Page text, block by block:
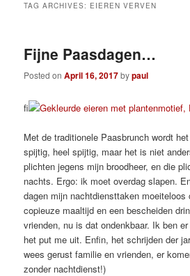
TAG ARCHIVES: EIEREN VERVEN
Fijne Paasdagen…
Posted onApril 16, 2017bypaul
fi
Met de traditionele Paasbrunch wordt
spijtig, heel spijtig, maar het is niet
plichten jegens mijn broodheer, en die
nachts. Ergo: ik moet overdag slapen.
dagen mijn nachtdiensttaken moeiteloos
copieuze maaltijd en een bescheiden
vrienden, nu is dat ondenkbaar. Ik ben
het put me uit. Enfin, het schrijden der
wees gerust familie en vrienden, er
zonder nachtdienst!)